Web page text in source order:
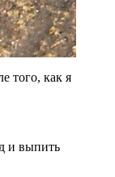
того, как я
и выпить